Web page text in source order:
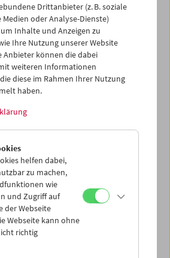
/ Spielplan
EUR 5,50ohne Mitgliedschaft
Drittanbieter (z. B. soziale
oder Analyse-Dienste)
Inhalte und Anzeigen zu
Ihre Nutzung unserer Website
Anbieter können die dabei
weiteren Informationen
diese im Rahmen Ihrer Nutzung
haben.
helfen dabei,
zu machen,
wie
und Zugriff auf
der Webseite
Webseite kann ohne
richtig